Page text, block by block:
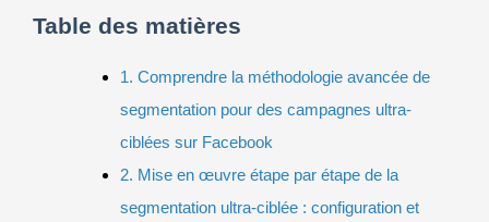
Table des matières
1. Comprendre la méthodologie avancée de
segmentation pour des campagnes ultra-
ciblées sur Facebook
2. Mise en œuvre étape par étape de la
segmentation ultra-ciblée : configuration et